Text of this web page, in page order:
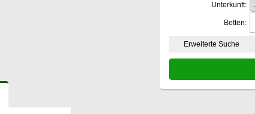
Unterkunft:
Betten:
Erweiterte Suche